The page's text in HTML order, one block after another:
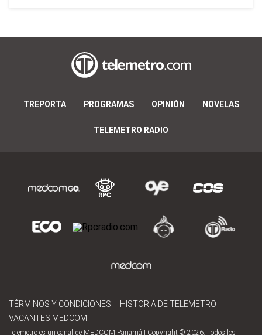
TREPORTA PROGRAMAS OPINIÓN NOVELAS
TELEMETRO RADIO
TÉRMINOS Y CONDICIONES
HISTORIA DE TELEMETRO
VACANTES MEDCOM
Telemetro es un canal de MEDCOM Panamá | Copyright © 2026. Todos los